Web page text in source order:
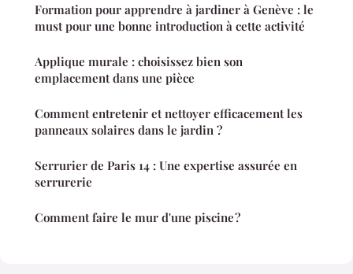
Formation pour apprendre à jardiner à Genève : le
must pour une bonne introduction à cette activité
Applique murale : choisissez bien son
emplacement dans une pièce
Comment entretenir et nettoyer efficacement les
panneaux solaires dans le jardin ?
Serrurier de Paris 14 : Une expertise assurée en
serrurerie
Comment faire le mur d'une piscine ?